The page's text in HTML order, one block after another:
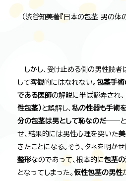
（渋谷知美著『日本の包茎 男の
しかし、受け止める側の男性読者
して客観的にはなれない。 包茎手術
である医師の解説に半ば翻弄され
性包茎）と誤解し、 私の性器も手術
分の包茎は男として恥なのだ――と
せ、結果的には男性心理を突いた
きたことになる。そう、タネを明か
整形なのであって、根本的に包茎
となってしまった。 仮性包茎の男性